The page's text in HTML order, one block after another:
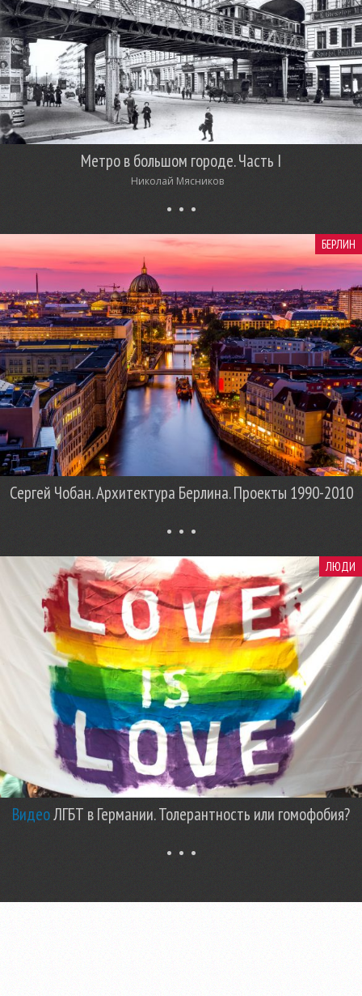
Метро в большом городе. Часть I
Николай Мясников
БЕРЛИН
Сергей Чобан. Архитектура Берлина. Проекты 1990-2010
ЛЮДИ
ВидеоЛГБТ в Германии. Толерантность или гомофобия?